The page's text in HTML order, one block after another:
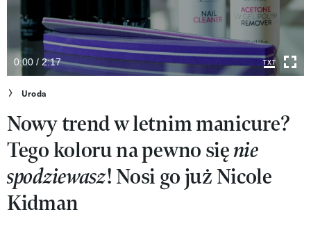
Styl życia
Kultura
Wideo
Nasze akcje
VIVA!ART
VIVA!MODA
VIVA!LIFESTYLE
0:00 / 2:17
Uroda
Nowy trend w letnim manicure?
Tego koloru na pewno sięnie
spodziewasz! Nosi go już Nicole
Kidman